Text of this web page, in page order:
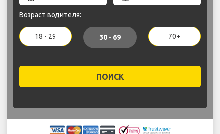
Возраст водителя:
18 - 29 30 - 69 70+
ПОИСК